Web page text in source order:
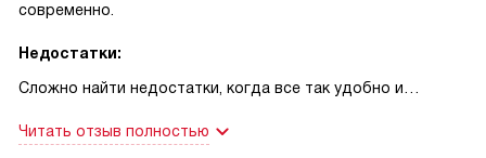
современно.
Недостатки:
Сложно найти недостатки, когда все так удобно и
Читать отзыв полностью